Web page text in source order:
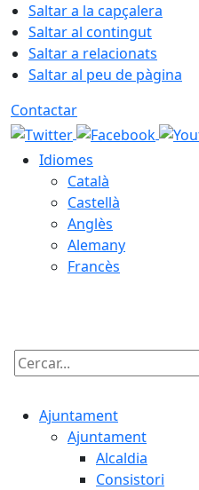
Saltar a la capçalera
Saltar al contingut
Saltar a relacionats
Saltar al peu de pàgina
Contactar
Idiomes
Català
Castellà
Anglès
Alemany
Francès
Cercar:
Ajuntament
Ajuntament
Alcaldia
Consistori